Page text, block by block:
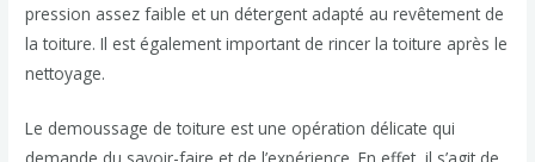
pression assez faible et un détergent adapté au revêtement de
la toiture. Il est également important de rincer la toiture après le
nettoyage.
Le demoussage de toiture est une opération délicate qui